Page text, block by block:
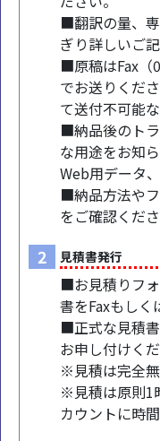
■翻訳の量、
ぎり詳しいご
■原稿はFax（
でお送りくだ
て送付不可能
■納品後のト
な用途をお知
Web用データ
■納品方法や
をご確認くださ
2 見積書発行
■お見積りフ
書をFaxもしく
■正式な見積書
お申し付けく
※見積は完全
※見積は原則1
カウントに時